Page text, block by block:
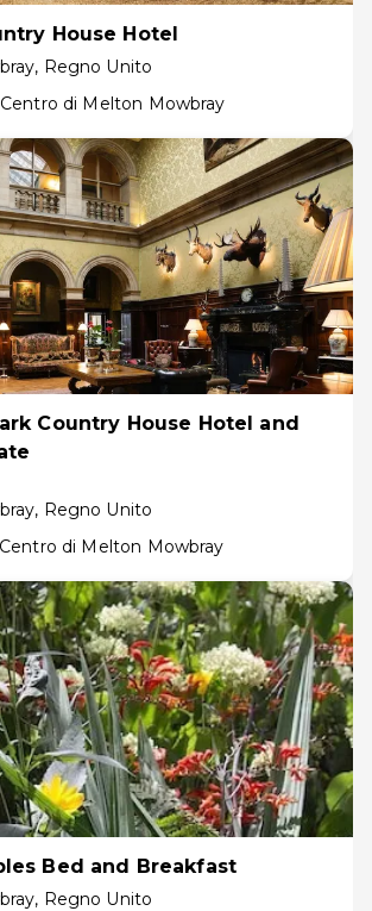
House Hotel
, Regno Unito
di Melton Mowbray
Country House Hotel and
, Regno Unito
di Melton Mowbray
Bed and Breakfast
, Regno Unito